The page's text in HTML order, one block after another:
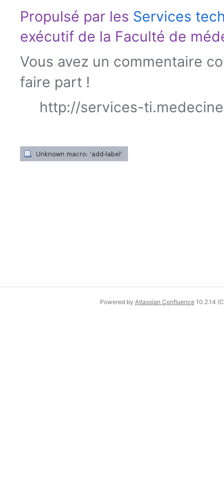
Propulsé par les Services
exécutif de la Faculté de
Vous avez un commentaire
faire part !
http://services-
Powered by Atlassian Confluence 10.2.14